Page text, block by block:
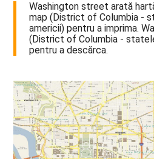
Washington street arată
map (District of Columbia -
americii) pentru a imprima.
(District of Columbia -
pentru a descărca.